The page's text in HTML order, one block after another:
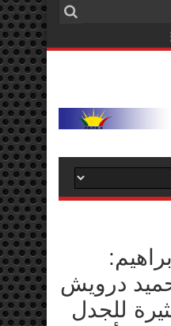
درويش
للجدل